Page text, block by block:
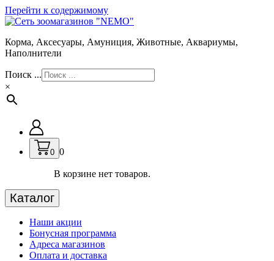
Перейти к содержимому
Корма, Аксесуары, Амуниция, Животные, Аквариумы,
Наполнители
Поиск ...
×
0 0
В корзине нет товаров.
Каталог
Наши акции
Бонусная программа
Адреса магазинов
Оплата и доставка